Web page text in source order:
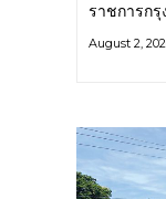
ราชการกรุ
ยุทธศาสต
August 2,